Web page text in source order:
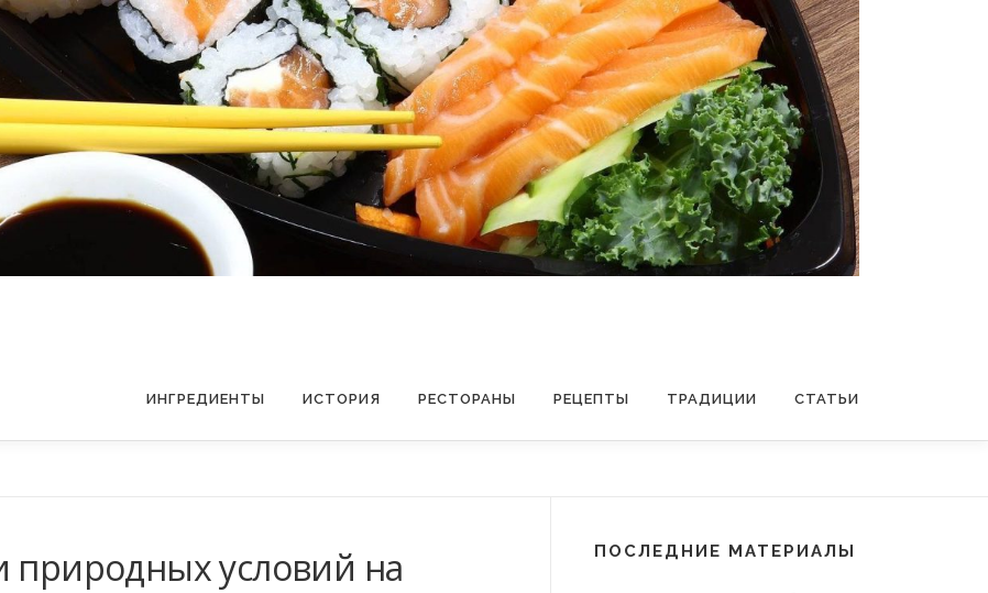
ИНГРЕДИЕНТЫ ИСТОРИЯ РЕСТОРАНЫ РЕЦЕПТЫ ТРАДИЦИИ СТАТЬИ
природных условий на
ПОСЛЕДНИЕ МАТЕРИАЛЫ